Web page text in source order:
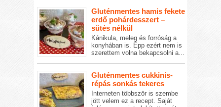
Gluténmentes hamis fekete
erdő pohárdesszert –
sütés nélkül
Kánikula, meleg és forróság a
konyhában is. Épp ezért nem is
szerettem volna bekapcsolni a...
Gluténmentes cukkinis-
répás sonkás tekercs
Interneten többször is szembe
jött velem ez a recept. Saját